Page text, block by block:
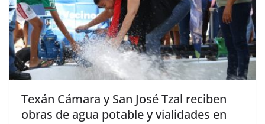
Texán Cámara y San José Tzal reciben
obras de agua potable y vialidades en